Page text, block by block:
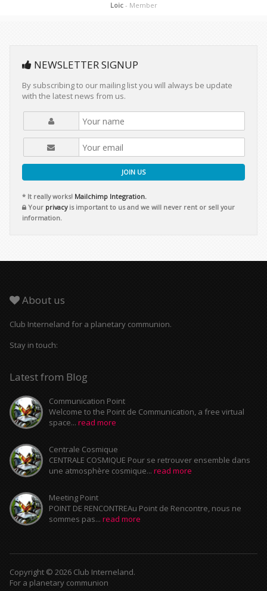
Loic - Member
NEWSLETTER SIGNUP
By subscribing to our mailing list you will always be update
with the latest news from us.
JOIN US
* It really works! Mailchimp Integration.
Your privacyis important to us and we will never rent or sell your
information.
About us
Club Interneland for a planetary communion.
Stay in touch:
Latest from Blog
Communication Point
Welcome to the Point de Communication, a free virtual
space... read more
Centrale Cosmique
CENTRALE COSMIQUE Pour se retrouver ensemble dans
une atmosphère cosmique... read more
Meeting Point
POINT DE RENCONTREAu Point de Rencontre, nous ne
sommes pas... read more
Copyright © 2026 Club Interneland.
For a planetary communion